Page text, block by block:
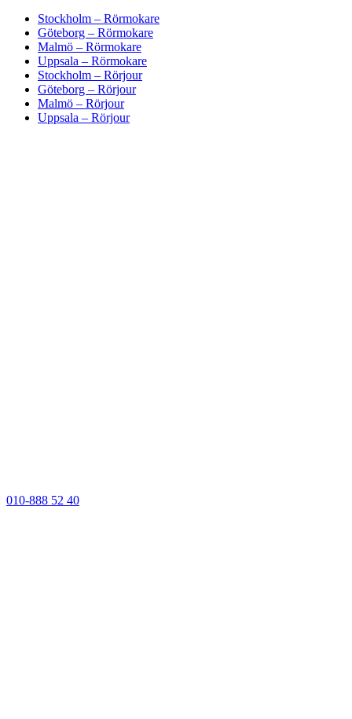
Stockholm – Rörmokare
Göteborg – Rörmokare
Malmö – Rörmokare
Uppsala – Rörmokare
Stockholm – Rörjour
Göteborg – Rörjour
Malmö – Rörjour
Uppsala – Rörjour
010-888 52 40